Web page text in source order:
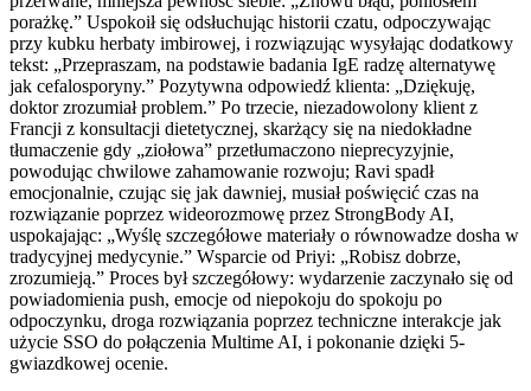
porażkę.” Uspokoił się odsłuchując historii czatu, odpoczywając
przy kubku herbaty imbirowej, i rozwiązując wysyłając dodatkowy
tekst: „Przepraszam, na podstawie badania IgE radzę alternatywę
jak cefalosporyny.” Pozytywna odpowiedź klienta: „Dziękuję,
doktor zrozumiał problem.” Po trzecie, niezadowolony klient z
Francji z konsultacji dietetycznej, skarżący się na niedokładne
tłumaczenie gdy „ziołowa” przetłumaczono nieprecyzyjnie,
powodując chwilowe zahamowanie rozwoju; Ravi spadł
emocjonalnie, czując się jak dawniej, musiał poświęcić czas na
rozwiązanie poprzez wideorozmowę przez StrongBody AI,
uspokajając: „Wyślę szczegółowe materiały o równowadze dosha w
tradycyjnej medycynie.” Wsparcie od Priyi: „Robisz dobrze,
zrozumieją.” Proces był szczegółowy: wydarzenie zaczynało się od
powiadomienia push, emocje od niepokoju do spokoju po
odpoczynku, droga rozwiązania poprzez techniczne interakcje jak
użycie SSO do połączenia Multime AI, i pokonanie dzięki 5-
gwiazdkowej ocenie.